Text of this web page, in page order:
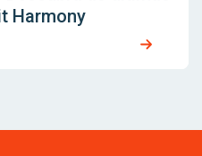
Harmony